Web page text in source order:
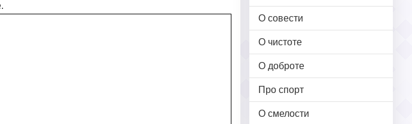
О совести
О чистоте
О доброте
Про спорт
О смелости